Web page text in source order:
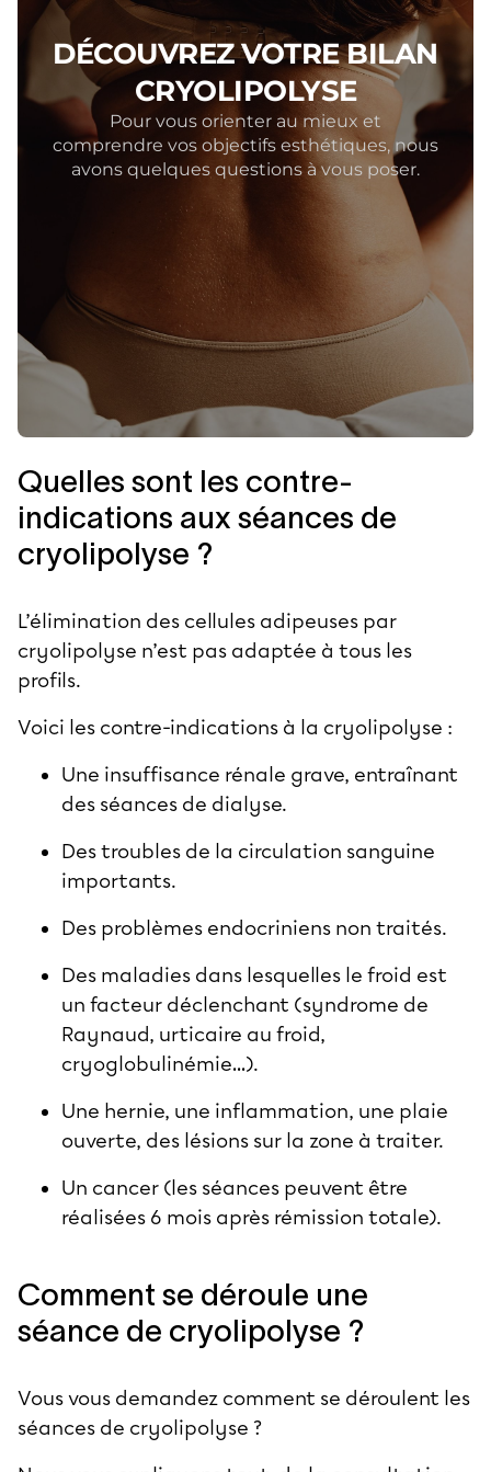
Quelles sont les contre-
indications aux séances de
cryolipolyse ?
L’élimination des cellules adipeuses par
cryolipolyse n’est pas adaptée à tous les
profils.
Voici les contre-indications à la cryolipolyse :
Une insuffisance rénale grave, entraînant
des séances de dialyse.
Des troubles de la circulation sanguine
importants.
Des problèmes endocriniens non traités.
Des maladies dans lesquelles le froid est
un facteur déclenchant (syndrome de
Raynaud, urticaire au froid,
cryoglobulinémie…).
Une hernie, une inflammation, une plaie
ouverte, des lésions sur la zone à traiter.
Un cancer (les séances peuvent être
réalisées 6 mois après rémission totale).
Comment se déroule une
séance de cryolipolyse ?
Vous vous demandez comment se déroulent les
séances de cryolipolyse ?